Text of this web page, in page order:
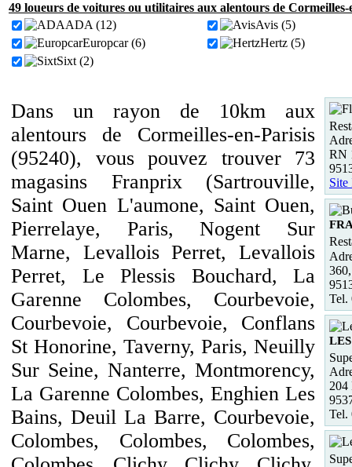
49 loueurs de voitures ou utilitaires aux alentours de Cormeilles-
ADA (12)
Avis (5)
Europcar (6)
Hertz (5)
Sixt (2)
Dans un rayon de 10km aux
alentours de Cormeilles-en-Parisis
(95240), vous pouvez trouver 73
magasins Franprix (Sartrouville,
Saint Ouen L'aumone, Saint Ouen,
Pierrelaye, Paris, Nogent Sur
Marne, Levallois Perret, Levallois
Perret, Le Plessis Bouchard, La
Garenne Colombes, Courbevoie,
Courbevoie, Courbevoie, Conflans
St Honorine, Taverny, Paris, Neuilly
Sur Seine, Nanterre, Montmorency,
La Garenne Colombes, Enghien Les
Bains, Deuil La Barre, Courbevoie,
Colombes, Colombes, Colombes,
RN
Site
Tel.
204
Tel.